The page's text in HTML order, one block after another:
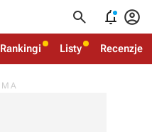
  
Rankingi Listy Recenzje